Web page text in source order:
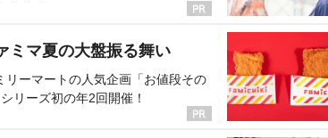
ミマ夏の大盤振る舞い
ーマートの人気企画「お値段その
リーズ初の年2回開催！